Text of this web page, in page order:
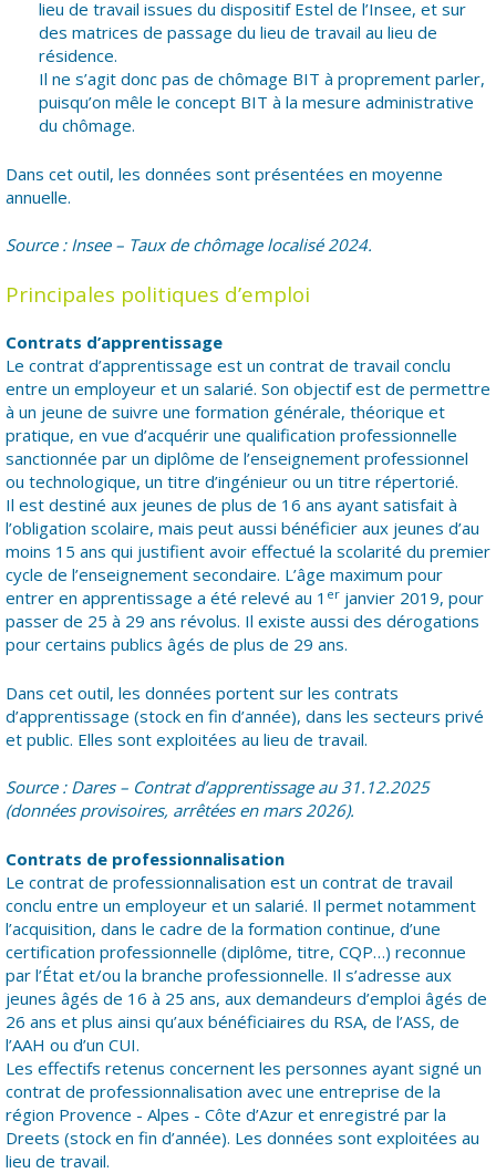
lieu de travail issues du dispositif Estel de l’Insee, et sur
des matrices de passage du lieu de travail au lieu de
résidence.
Il ne s’agit donc pas de chômage BIT à proprement parler,
puisqu’on mêle le concept BIT à la mesure administrative
du chômage.
Dans cet outil, les données sont présentées en moyenne
annuelle.
Source : Insee – Taux de chômage localisé 2024.
Principales politiques d’emploi
Contrats d’apprentissage
Le contrat d’apprentissage est un contrat de travail conclu
entre un employeur et un salarié. Son objectif est de permettre
à un jeune de suivre une formation générale, théorique et
pratique, en vue d’acquérir une qualification professionnelle
sanctionnée par un diplôme de l’enseignement professionnel
ou technologique, un titre d’ingénieur ou un titre répertorié.
Il est destiné aux jeunes de plus de 16 ans ayant satisfait à
l’obligation scolaire, mais peut aussi bénéficier aux jeunes d’au
moins 15 ans qui justifient avoir effectué la scolarité du premier
cycle de l’enseignement secondaire. L’âge maximum pour
entrer en apprentissage a été relevé au 1 er janvier 2019, pour
passer de 25 à 29 ans révolus. Il existe aussi des dérogations
pour certains publics âgés de plus de 29 ans.
Dans cet outil, les données portent sur les contrats
d’apprentissage (stock en fin d’année), dans les secteurs privé
et public. Elles sont exploitées au lieu de travail.
Source : Dares – Contrat d’apprentissage au 31.12.2025
(données provisoires, arrêtées en mars 2026).
Contrats de professionnalisation
Le contrat de professionnalisation est un contrat de travail
conclu entre un employeur et un salarié. Il permet notamment
l’acquisition, dans le cadre de la formation continue, d’une
certification professionnelle (diplôme, titre, CQP…) reconnue
par l’État et/ou la branche professionnelle. Il s’adresse aux
jeunes âgés de 16 à 25 ans, aux demandeurs d’emploi âgés de
26 ans et plus ainsi qu’aux bénéficiaires du RSA, de l’ASS, de
l’AAH ou d’un CUI.
Les effectifs retenus concernent les personnes ayant signé un
contrat de professionnalisation avec une entreprise de la
région Provence - Alpes - Côte d’Azur et enregistré par la
Dreets (stock en fin d’année). Les données sont exploitées au
lieu de travail.